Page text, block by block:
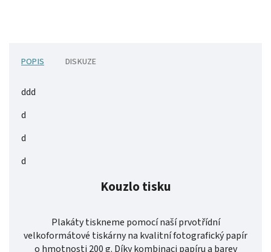
POPIS DISKUZE
ddd
d
d
d
Kouzlo tisku
Plakáty tiskneme pomocí naší prvotřídní
velkoformátové tiskárny na kvalitní fotografický papír
o hmotnosti 200 g. Díky kombinaci papíru a barev